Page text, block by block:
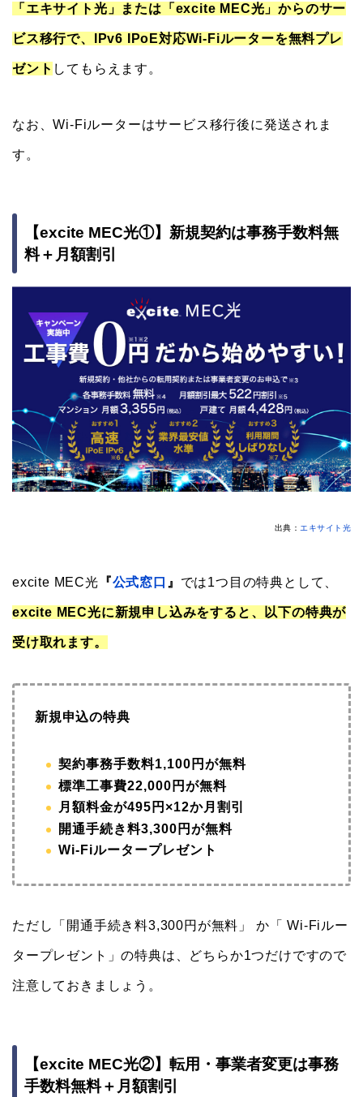
「エキサイト光」または「excite MEC光」からのサー
ビス移行で、IPv6 IPoE対応Wi-Fiルーターを無料プレ
ゼント してもらえます。
なお、Wi-Fiルーターはサービス移行後に発送されま
す。
【excite MEC光①】新規契約は事務手数料無
料＋月額割引
出典： エキサイト光
excite MEC光 『公式窓口 』 では1つ目の特典として、
excite MEC光に新規申し込みをすると、以下の特典が
受け取れます。
新規申込の特典
契約事務手数料1,100円が無料
標準工事費22,000円が無料
月額料金が495円×12か月割引
開通手続き料3,300円が無料
Wi-Fiルータープレゼント
ただし「開通手続き料3,300円が無料」 か「 Wi-Fiルー
タープレゼント」の特典は、どちらか1つだけですので
注意しておきましょう。
【excite MEC光②】転用・事業者変更は事務
手数料無料＋月額割引